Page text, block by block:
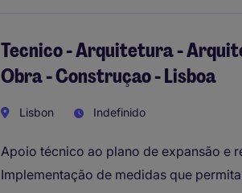
Tecnico - Arquitetura -
Obra - Construçao - Lisboa
Lisbon Indefinido
Apoio técnico ao plano de expansão e
Implementação de medidas que